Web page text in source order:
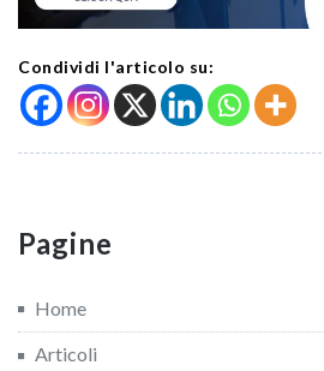
Condividi l'articolo su:
Pagine
Home
Articoli